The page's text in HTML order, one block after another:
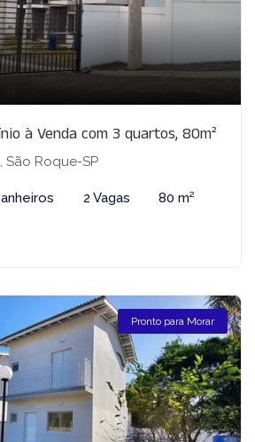
à Venda com 3 quartos, 80m²
São Roque-SP
2 Vagas 80 m²
Pronto para Morar